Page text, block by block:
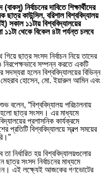
নির্বাচনের দাবিতে শিক্ষার্থীদের
কাউন্সিল, বরিশাল বিশ্ববিদ্যালয়
সকাল ১১টায় বিশ্ববিদ্যালয়ের
থেকে বিকেল ৪টা পর্যন্ত চলবে
গিয়ে ছাত্র সংসদ নির্বাচন নিয়ে তাদের
সম্পন্ন করতে একটি
হলেন বিশ্ববিদ্যালয়ের বিভিন্ন
মেহরাব হোসেন, মো. ইয়ারুল আমিন এবং
বলেন, “বিশ্ববিদ্যালয় পরিচালনায়
হলো ছাত্র সংসদ। এর মাধ্যমে
প্রশাসনিক কার্যক্রমে
প্রতিটি বিশ্ববিদ্যালয়ে স্বল্প সময়ের
নির্ধারিত হয় বিশ্ববিদ্যালয়গুলোর
ছাত্র সংসদ নির্বাচনের মাধ্যমে
এই লক্ষ্যেই আজকের গণভোটের